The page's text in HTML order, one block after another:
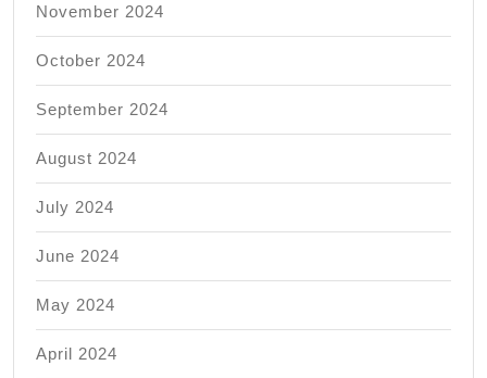
November 2024
October 2024
September 2024
August 2024
July 2024
June 2024
May 2024
April 2024